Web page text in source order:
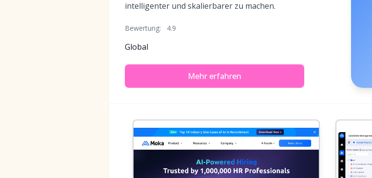
intelligenter und skalierbarer zu machen.
Bewertung: 4.9
Global
Mehr erfahren